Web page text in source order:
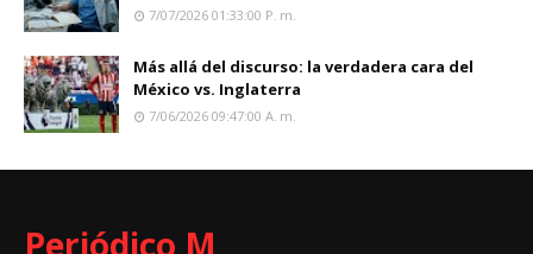
7/07/2026 01:33:00 P. M.
Más allá del discurso: la verdadera cara del
México vs. Inglaterra
7/06/2026 09:47:00 A. M.
Periódico M